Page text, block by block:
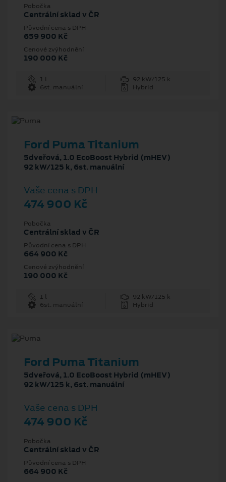
Pobočka
Centrální sklad v ČR
Původní cena s DPH
659 900 Kč
Cenové zvýhodnění
190 000 Kč
1 l
92 kW/125 k
6st. manuální
Hybrid
Ford Puma Titanium
5dveřová, 1.0 EcoBoost Hybrid (mHEV)
92 kW/125 k, 6st. manuální
Vaše cena s DPH
474 900 Kč
Pobočka
Centrální sklad v ČR
Původní cena s DPH
664 900 Kč
Cenové zvýhodnění
190 000 Kč
1 l
92 kW/125 k
6st. manuální
Hybrid
Ford Puma Titanium
5dveřová, 1.0 EcoBoost Hybrid (mHEV)
92 kW/125 k, 6st. manuální
Vaše cena s DPH
474 900 Kč
Pobočka
Centrální sklad v ČR
Původní cena s DPH
664 900 Kč